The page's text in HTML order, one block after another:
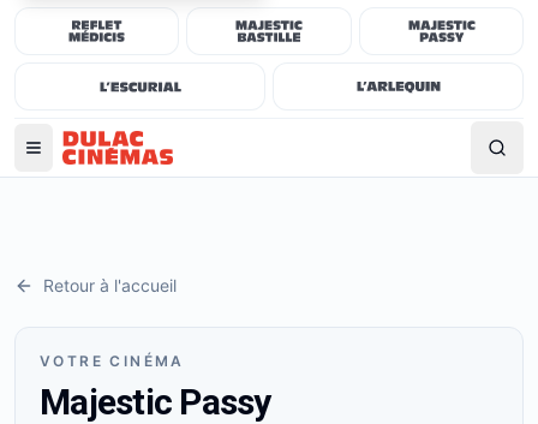
Retour à l'accueil
VOTRE CINÉMA
Majestic Passy